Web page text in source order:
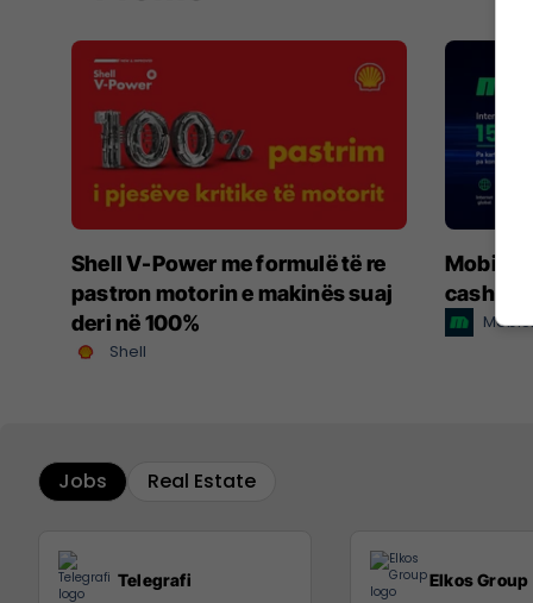
Shell V-Power me formulë të re
pastron motorin e makinës suaj
deri në 100%
Shell
cashback
Jobs Real Estate
Telegrafi Elkos Group